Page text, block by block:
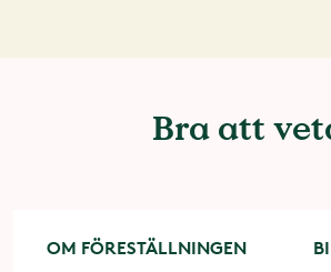
Bra att
OM FÖRESTÄLLNINGEN